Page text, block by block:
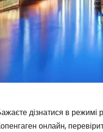
дізнатися в режимі
онлайн,